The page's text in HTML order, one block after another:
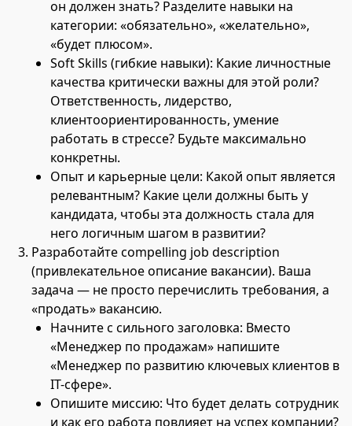
он должен знать? Разделите навыки на
категории: «обязательно», «желательно»,
«будет плюсом».
Soft Skills (гибкие навыки): Какие личностные
качества критически важны для этой роли?
Ответственность, лидерство,
клиентоориентированность, умение
работать в стрессе? Будьте максимально
конкретны.
Опыт и карьерные цели: Какой опыт является
релевантным? Какие цели должны быть у
кандидата, чтобы эта должность стала для
него логичным шагом в развитии?
Разработайте compelling job description
(привлекательное описание вакансии). Ваша
задача — не просто перечислить требования, а
«продать» вакансию.
Начните с сильного заголовка: Вместо
«Менеджер по продажам» напишите
«Менеджер по развитию ключевых клиентов в
IT-сфере».
Опишите миссию: Что будет делать сотрудник
и как его работа повлияет на успех компании?